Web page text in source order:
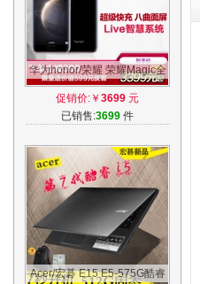
华为honor/荣耀 荣耀Magic全
网通智慧智能拍照手机官方旗
舰店
促销价:￥ 3699 元
已销售:3699 件
Acer/宏碁 E15 E5-575G酷睿